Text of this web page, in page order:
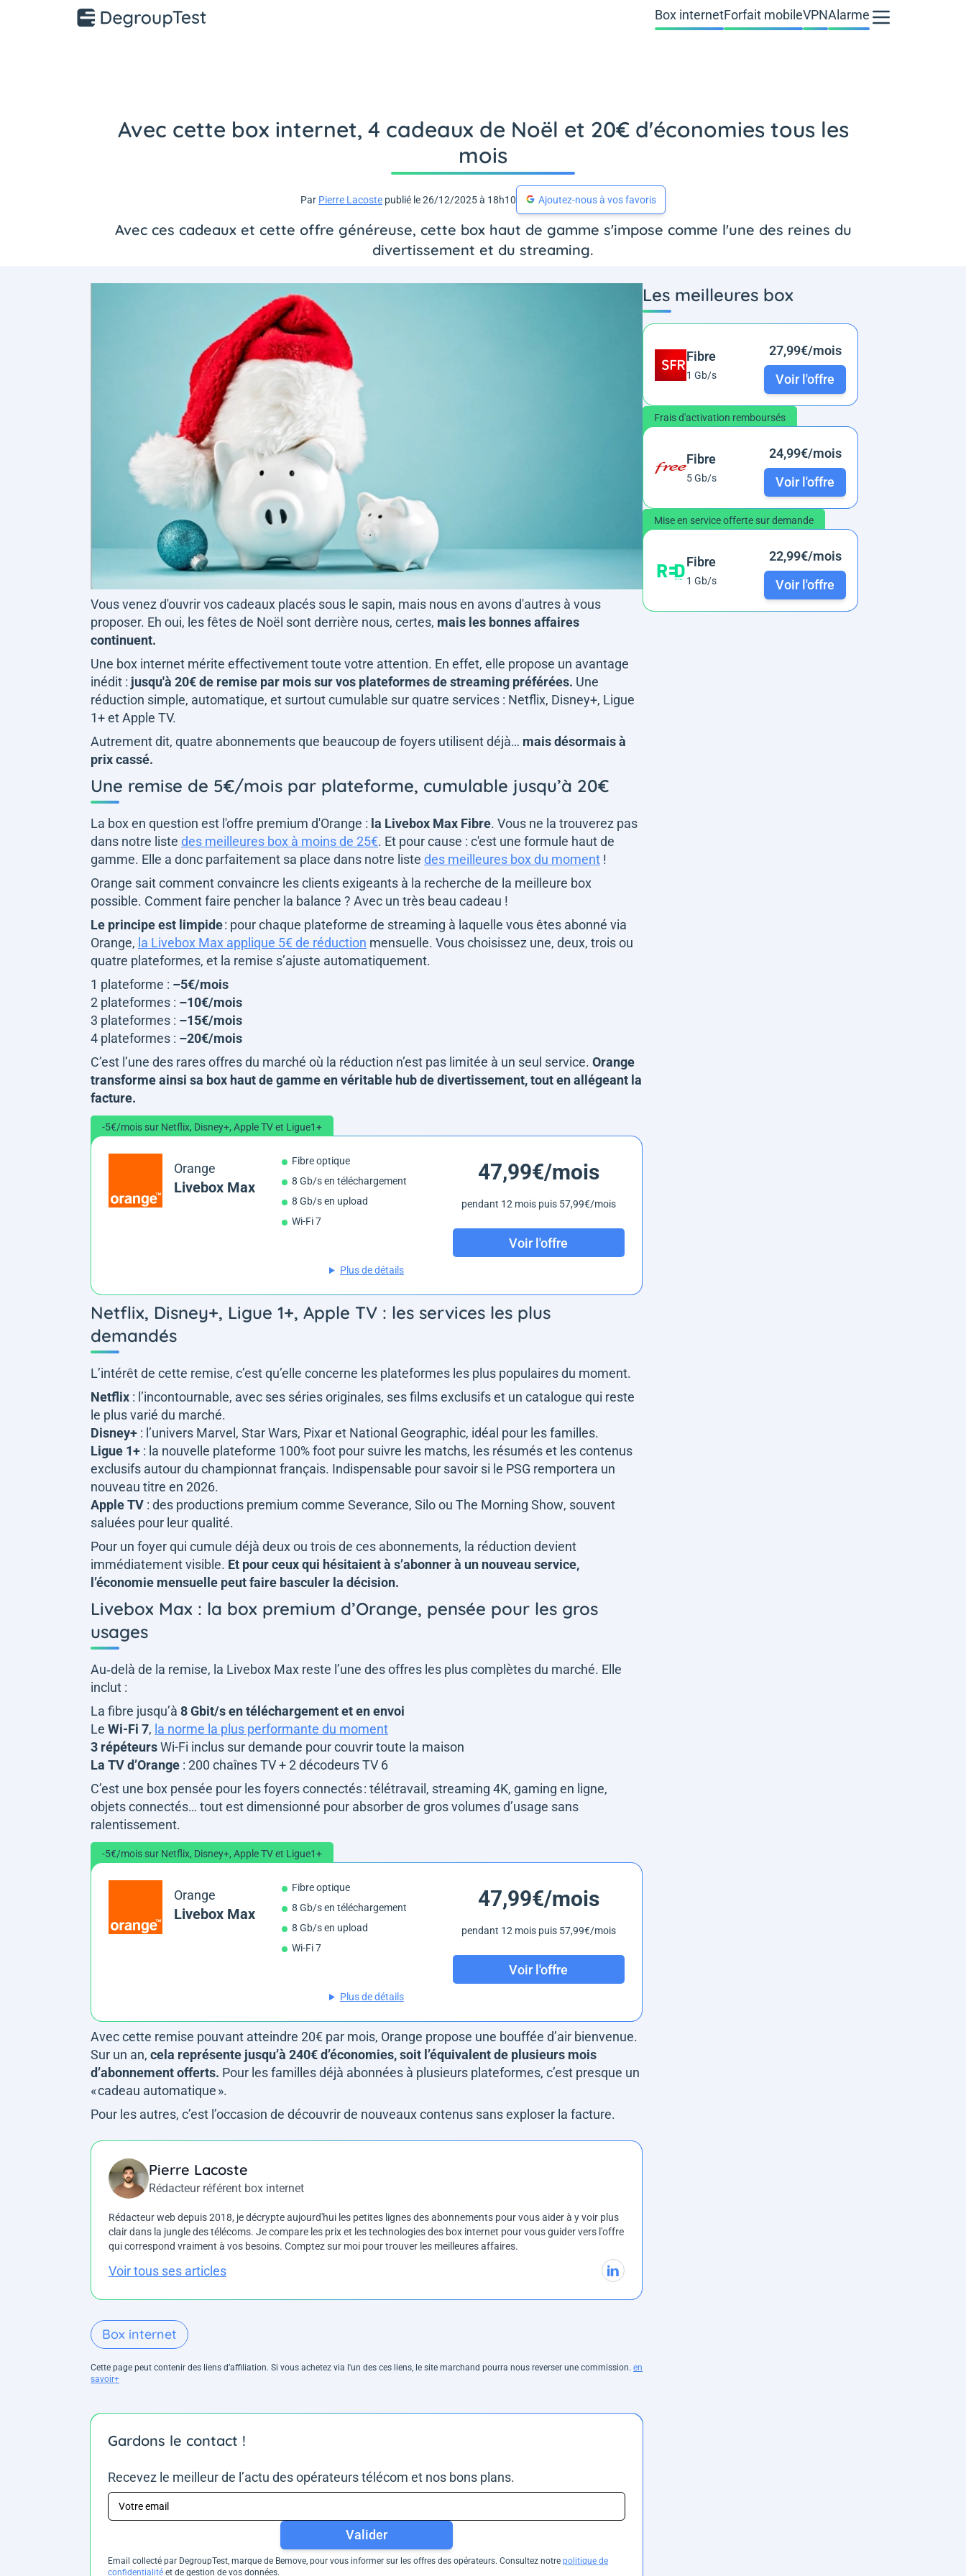
Box internetForfait mobileVPNAlarme
Avec cette box internet, 4 cadeaux de Noël et 20€ d'économies tous les
mois
Par Pierre Lacoste publié le 26/12/2025 à 18h10 Ajoutez-nous à vos favoris
Avec ces cadeaux et cette offre généreuse, cette box haut de gamme s'impose comme l'une des reines du
divertissement et du streaming.
Vous venez d'ouvrir vos cadeaux placés sous le sapin, mais nous en avons d'autres à vous
proposer. Eh oui, les fêtes de Noël sont derrière nous, certes, mais les bonnes affaires
continuent.
Une box internet mérite effectivement toute votre attention. En effet, elle propose un avantage
inédit : jusqu'à 20€ de remise par mois sur vos plateformes de streaming préférées. Une
réduction simple, automatique, et surtout cumulable sur quatre services : Netflix, Disney+, Ligue
1+ et Apple TV.
Autrement dit, quatre abonnements que beaucoup de foyers utilisent déjà… mais désormais à
prix cassé.
Une remise de 5€/mois par plateforme, cumulable jusqu’à 20€
La box en question est l'offre premium d'Orange : la Livebox Max Fibre. Vous ne la trouverez pas
dans notre liste des meilleures box à moins de 25€. Et pour cause : c'est une formule haut de
gamme. Elle a donc parfaitement sa place dans notre liste des meilleures box du moment !
Orange sait comment convaincre les clients exigeants à la recherche de la meilleure box
possible. Comment faire pencher la balance ? Avec un très beau cadeau !
Le principe est limpide: pour chaque plateforme de streaming à laquelle vous êtes abonné via
Orange, la Livebox Max applique 5€ de réduction mensuelle. Vous choisissez une, deux, trois ou
quatre plateformes, et la remise s’ajuste automatiquement.
1 plateforme : –5€/mois
2 plateformes : –10€/mois
3 plateformes : –15€/mois
4 plateformes : –20€/mois
C’est l’une des rares offres du marché où la réduction n’est pas limitée à un seul service. Orange
transforme ainsi sa box haut de gamme en véritable hub de divertissement, tout en allégeant la
facture.
-5€/mois sur Netflix, Disney+, Apple TV et Ligue1+
Orange
Livebox Max
Fibre optique
8 Gb/s en téléchargement
8 Gb/s en upload
Wi-Fi 7
47,99€/mois
pendant 12 mois puis 57,99€/mois
Voir l'offre
Plus de détails
Netflix, Disney+, Ligue 1+, Apple TV : les services les plus
demandés
L’intérêt de cette remise, c’est qu’elle concerne les plateformes les plus populaires du moment.
Netflix : l’incontournable, avec ses séries originales, ses films exclusifs et un catalogue qui reste
le plus varié du marché.
Disney+ : l’univers Marvel, Star Wars, Pixar et National Geographic, idéal pour les familles.
Ligue 1+ : la nouvelle plateforme 100% foot pour suivre les matchs, les résumés et les contenus
exclusifs autour du championnat français. Indispensable pour savoir si le PSG remportera un
nouveau titre en 2026.
Apple TV : des productions premium comme Severance, Siloou The Morning Show, souvent
saluées pour leur qualité.
Pour un foyer qui cumule déjà deux ou trois de ces abonnements, la réduction devient
immédiatement visible. Et pour ceux qui hésitaient à s’abonner à un nouveau service,
l’économie mensuelle peut faire basculer la décision.
Livebox Max : la box premium d’Orange, pensée pour les gros
usages
Au‑delà de la remise, la Livebox Max reste l’une des offres les plus complètes du marché. Elle
inclut :
La fibre jusqu’à 8 Gbit/s en téléchargement et en envoi
Le Wi-Fi 7, la norme la plus performante du moment
3 répéteursWi-Fi inclus sur demande pour couvrir toute la maison
La TV d’Orange : 200 chaînes TV + 2 décodeurs TV 6
C’est une box pensée pour les foyers connectés : télétravail, streaming 4K, gaming en ligne,
objets connectés… tout est dimensionné pour absorber de gros volumes d’usage sans
ralentissement.
-5€/mois sur Netflix, Disney+, Apple TV et Ligue1+
Orange
Livebox Max
Fibre optique
8 Gb/s en téléchargement
8 Gb/s en upload
Wi-Fi 7
47,99€/mois
pendant 12 mois puis 57,99€/mois
Voir l'offre
Plus de détails
Avec cette remise pouvant atteindre 20€ par mois, Orange propose une bouffée d’air bienvenue.
Sur un an, cela représente jusqu’à 240€ d’économies, soit l’équivalent de plusieurs mois
d’abonnement offerts. Pour les familles déjà abonnées à plusieurs plateformes, c’est presque un
« cadeau automatique ».
Pour les autres, c’est l’occasion de découvrir de nouveaux contenus sans exploser la facture.
Pierre Lacoste
Rédacteur référent box internet
Rédacteur web depuis 2018, je décrypte aujourd'hui les petites lignes des abonnements pour vous aider à y voir plus
clair dans la jungle des télécoms. Je compare les prix et les technologies des box internet pour vous guider vers l'offre
qui correspond vraiment à vos besoins. Comptez sur moi pour trouver les meilleures affaires.
Voir tous ses articles
Box internet
Cette page peut contenir des liens d’affiliation. Si vous achetez via l'un des ces liens, le site marchand pourra nous reverser une commission. en
savoir+
Gardons le contact !
Recevez le meilleur de l’actu des opérateurs télécom et nos bons plans.
Valider
Email collecté par DegroupTest, marque de Bemove, pour vous informer sur les offres des opérateurs. Consultez notre politique de
confidentialité et de gestion de vos données.
Les meilleures box
Fibre
1 Gb/s
27,99€/mois
Voir l'offre
Frais d'activation remboursés
Fibre
5 Gb/s
24,99€/mois
Voir l'offre
Mise en service offerte sur demande
Fibre
1 Gb/s
22,99€/mois
Voir l'offre